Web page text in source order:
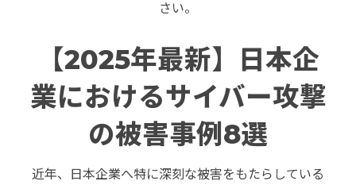
さい。
【2025年最新】日本企
業におけるサイバー攻撃
の被害事例8選
近年、日本企業へ特に深刻な被害をもたらしている